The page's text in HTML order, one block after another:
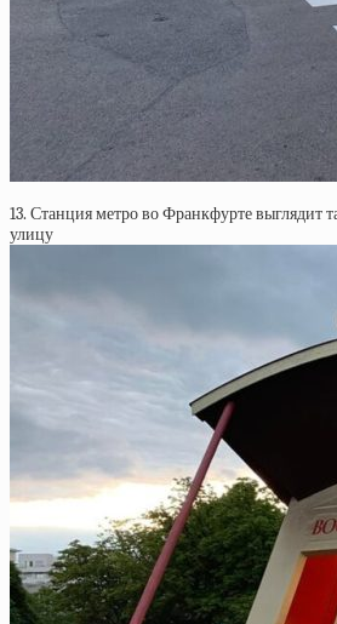
13. Станция метро во Франкфурте выглядит
улицу